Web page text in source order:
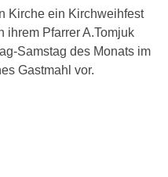
Kirche ein Kirchweihfest
ihrem Pfarrer A.Tomjuk
Samstag des Monats im
Gastmahl vor.